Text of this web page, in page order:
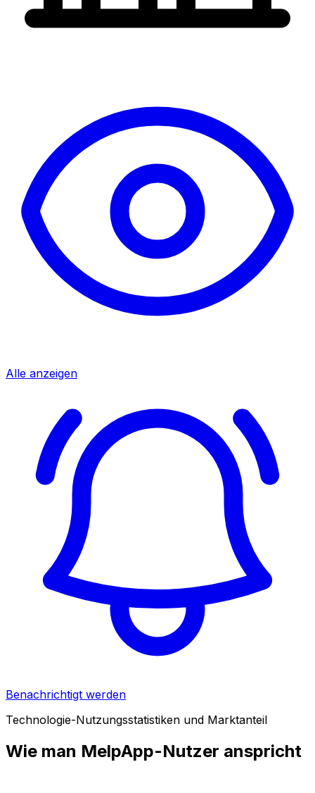
Alle anzeigen
Benachrichtigt werden
Technologie-Nutzungsstatistiken und Marktanteil
Wie man MelpApp-Nutzer anspricht